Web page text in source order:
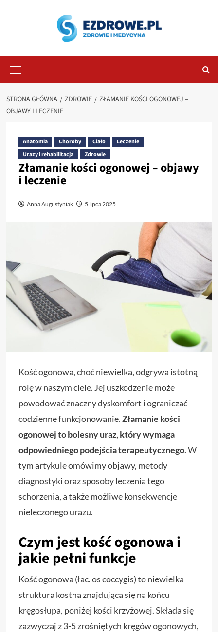
główne
STRONA GŁÓWNA ZDROWIE
ZŁAMANIE KOŚCI OGONOWEJ –
OBJAWY I LECZENIE
Anatomia Choroby Ciało
Leczenie
Urazy i rehabilitacja
Zdrowie
Złamanie kości ogonowej – objawy
i leczenie
Anna Augustyniak 5 lipca 2025
Kość ogonowa, choć niewielka, odgrywa istotną
rolę w naszym ciele. Jej uszkodzenie może
powodować znaczny dyskomfort i ograniczać
codzienne funkcjonowanie.Złamanie kości
ogonowej to bolesny uraz, który wymaga
odpowiedniego podejścia terapeutycznego. W
tym artykule omówimy objawy, metody
diagnostyki oraz sposoby leczenia tego
schorzenia, a także możliwe konsekwencje
nieleczonego urazu.
Czym jest kość ogonowa i
jakie pełni funkcje
Kość ogonowa (łac. os coccygis) to niewielka
struktura kostna znajdująca się na końcu
kręgosłupa, poniżej kości krzyżowej. Składa się
zazwyczaj z 3-5 zrośniętych kręgów ogonowych,